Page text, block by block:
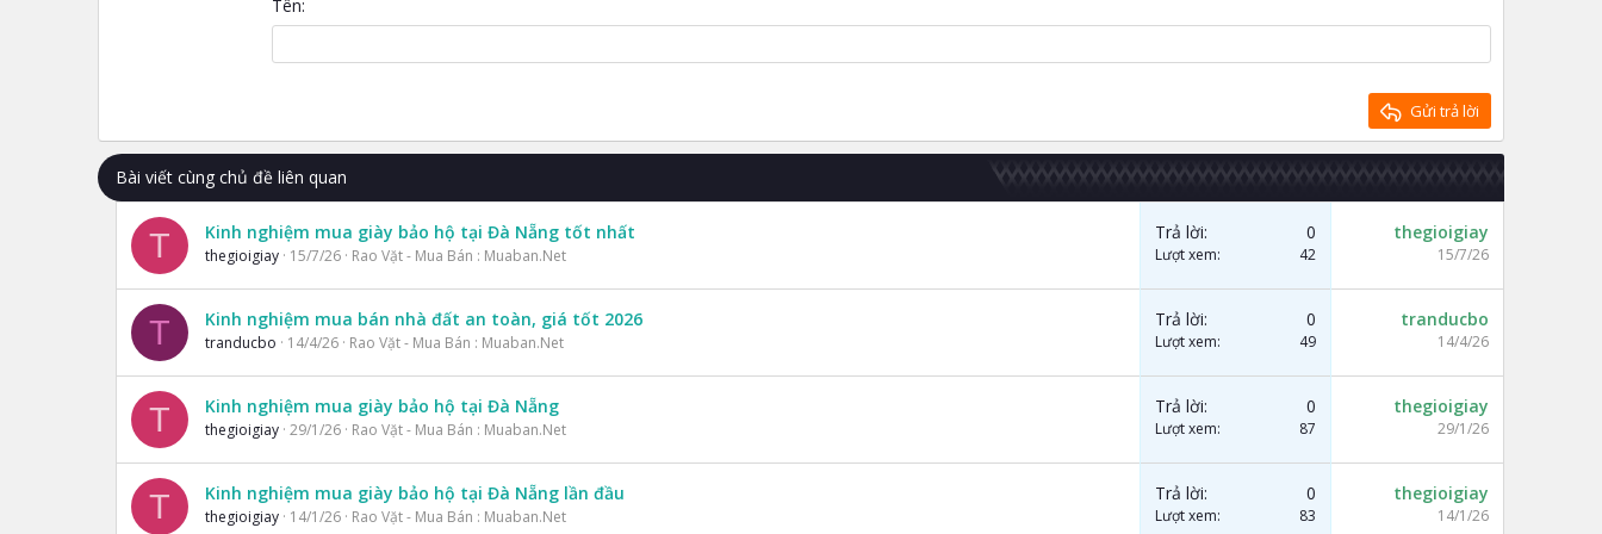
22
26
Verdana
Tên
Gửi trả lời
Bài viết cùng chủ đề liên quan
T Kinh nghiệm mua giày bảo hộ tại Đà Nẵng tốt nhất
thegioigiay 15/7/26 Rao Vặt - Mua Bán : Muaban.Net
Trả lời 0
Lượt xem 42
thegioigiay
15/7/26
T Kinh nghiệm mua bán nhà đất an toàn, giá tốt 2026
tranducbo 14/4/26 Rao Vặt - Mua Bán : Muaban.Net
Trả lời 0
Lượt xem 49
tranducbo
14/4/26
T Kinh nghiệm mua giày bảo hộ tại Đà Nẵng
thegioigiay 29/1/26 Rao Vặt - Mua Bán : Muaban.Net
Trả lời 0
Lượt xem 87
thegioigiay
29/1/26
T Kinh nghiệm mua giày bảo hộ tại Đà Nẵng lần đầu
thegioigiay 14/1/26 Rao Vặt - Mua Bán : Muaban.Net
Trả lời 0
Lượt xem 83
thegioigiay
14/1/26